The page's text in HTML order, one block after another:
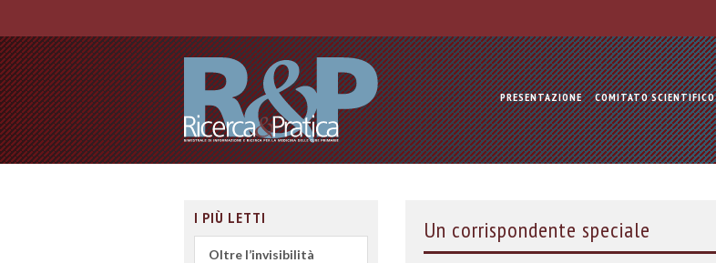
PRESENTAZIONE COMITATO SCIENTIFICO
Un corrispondente speciale
I PIÙ LETTI
Oltre l’invisibilità